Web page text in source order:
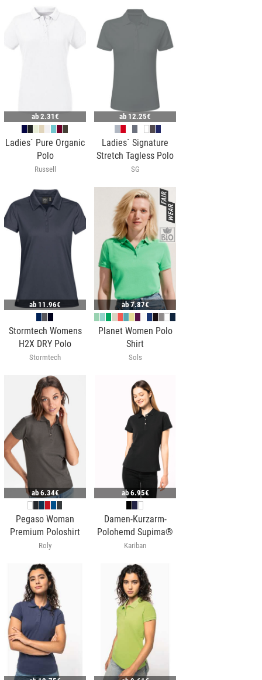
ab 2.31€
Ladies` Pure Organic
Polo
Russell
ab 12.25€
Ladies` Signature
Stretch Tagless Polo
SG
ab 11.96€
Stormtech Womens
H2X DRY Polo
Stormtech
ab7.87€
Planet Women Polo
Shirt
Sols
ab 6.34€
Pegaso Woman
Premium Poloshirt
Roly
ab 6.95€
Damen-Kurzarm-
Polohemd Supima®
Kariban